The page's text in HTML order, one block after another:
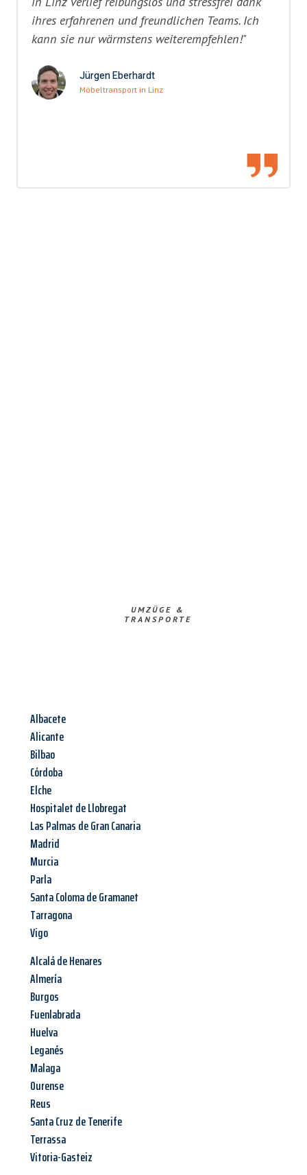
ihres erfahrenen und freundlichen Teams. Ich
kann sie nur wärmstens weiterempfehlen!"
Jürgen Eberhardt
Möbeltransport in Linz
UMZÜGE &
TRANSPORTE
Albacete
Alicante
Bilbao
Córdoba
Elche
Hospitalet de Llobregat
Las Palmas de Gran Canaria
Madrid
Murcia
Parla
Santa Coloma de Gramanet
Tarragona
Vigo
Alcalá de Henares
Almería
Burgos
Fuenlabrada
Huelva
Leganés
Malaga
Ourense
Reus
Santa Cruz de Tenerife
Terrassa
Vitoria-Gasteiz